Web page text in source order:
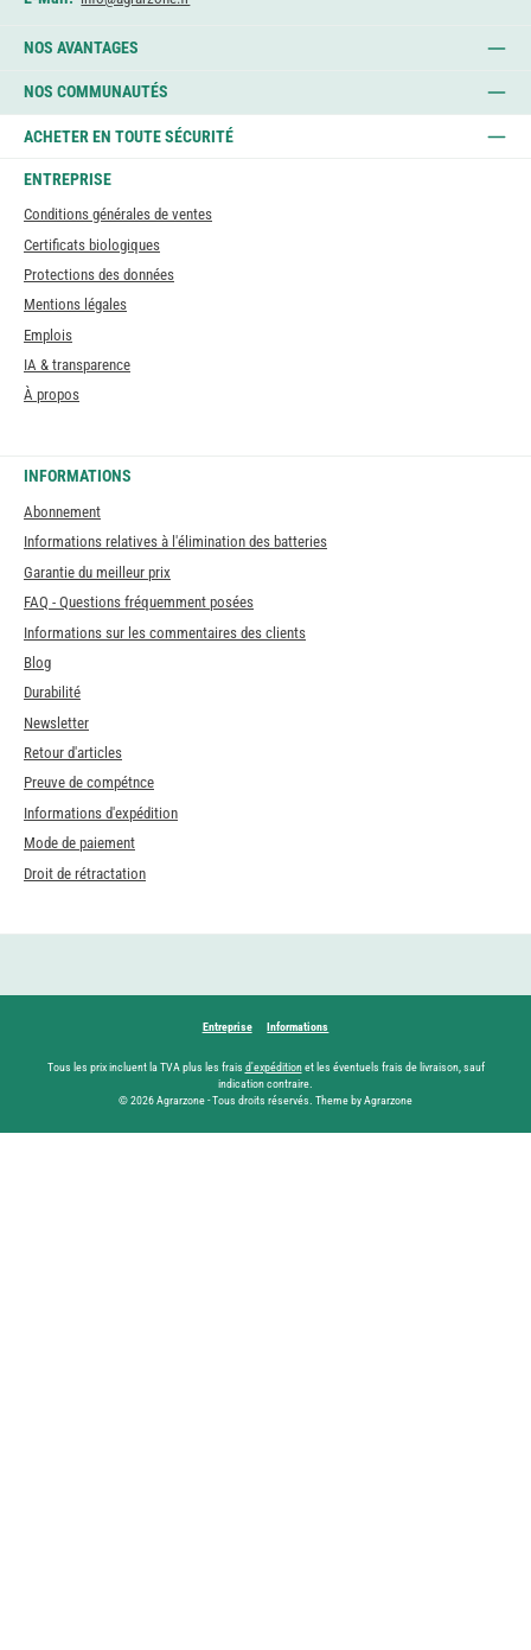
NOS AVANTAGES
NOS COMMUNAUTÉS
ACHETER EN TOUTE SÉCURITÉ
ENTREPRISE
Conditions générales de ventes
Certificats biologiques
Protections des données
Mentions légales
Emplois
IA & transparence
À propos
INFORMATIONS
Abonnement
Informations relatives à l'élimination des batteries
Garantie du meilleur prix
FAQ - Questions fréquemment posées
Informations sur les commentaires des clients
Blog
Durabilité
Newsletter
Retour d'articles
Preuve de compétnce
Informations d'expédition
Mode de paiement
Droit de rétractation
Entreprise Informations
Tous les prix incluent la TVA plus les frais d'expéditionet les éventuels frais de livraison, sauf
indication contraire.
© 2026 Agrarzone - Tous droits réservés. Theme by Agrarzone